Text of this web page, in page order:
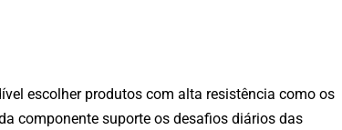
escolher produtos com alta resistência como os
componente suporte os desafios diários das